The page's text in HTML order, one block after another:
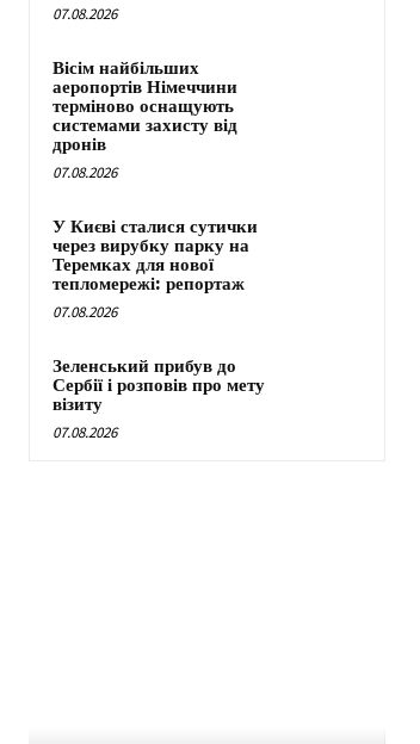
07.08.2026
Вісім найбільших
аеропортів Німеччини
терміново оснащують
системами захисту від
дронів
07.08.2026
У Києві сталися сутички
через вирубку парку на
Теремках для нової
тепломережі: репортаж
07.08.2026
Зеленський прибув до
Сербії і розповів про мету
візиту
07.08.2026